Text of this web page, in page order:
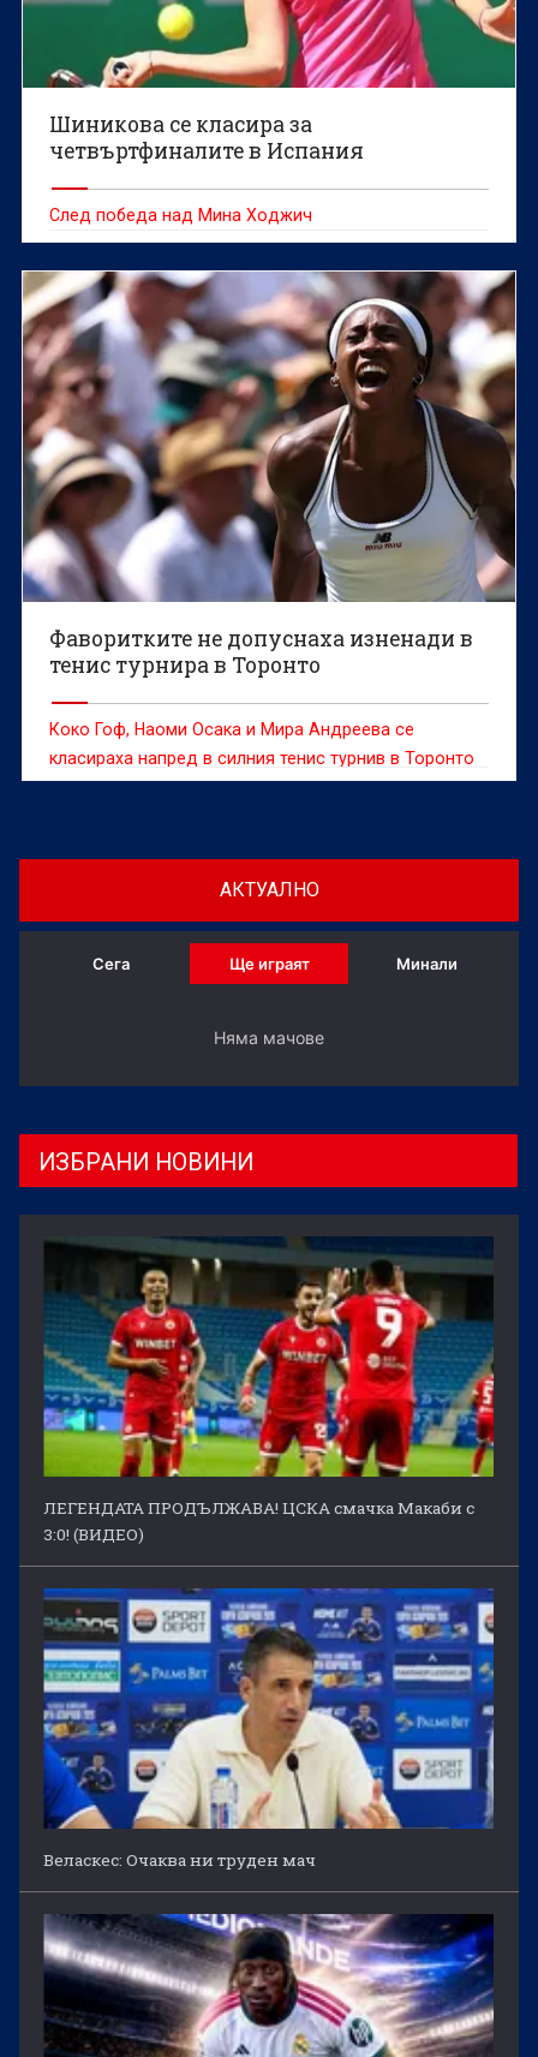
Шиникова се класира за
четвъртфиналите в Испания
След победа над Мина Ходжич
Фаворитките не допуснаха изненади в
тенис турнира в Торонто
Коко Гоф, Наоми Осака и Мира Андреева се
класираха напред в силния тенис турнив в Торонто
АКТУАЛНО
Сега Ще играят Минали
Няма мачове
ИЗБРАНИ НОВИНИ
ЛЕГЕНДАТА ПРОДЪЛЖАВА! ЦСКА смачка Макаби с
3:0! (ВИДЕО)
Веласкес: Очаква ни труден мач